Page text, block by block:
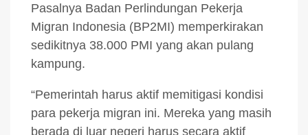
Pasalnya Badan Perlindungan Pekerja
Migran Indonesia (BP2MI) memperkirakan
sedikitnya 38.000 PMI yang akan pulang
kampung.
“Pemerintah harus aktif memitigasi kondisi
para pekerja migran ini. Mereka yang masih
berada di luar negeri harus secara aktif